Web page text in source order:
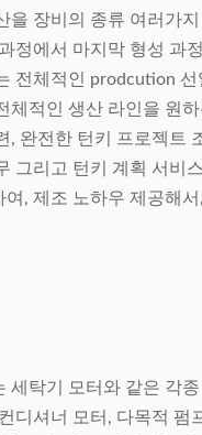
을 장비의 종류 여러가
정에서 마지막 형성 과
전체적인 prodcution 선
체적인 생산 라인을 원
, 완전한 턴키 프로젝트
그리고 턴키 계획 서비
여, 제조 노하우 제공해
세탁기 모터와 같은 각종
디셔너 모터, 다목적 펌